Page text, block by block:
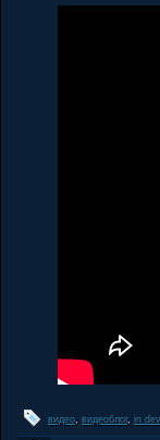
видео, видеоблог, in